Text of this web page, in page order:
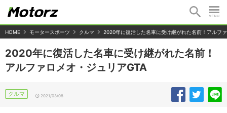
HOME モータースポーツ クルマ 2020年に復活した名車に受け継がれた名前！アルフ
2020年に復活した名車に受け継がれた名前！
アルファロメオ・ジュリアGTA
クルマ 2021/03/08